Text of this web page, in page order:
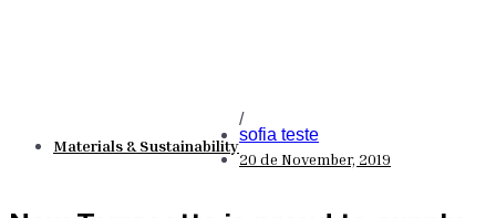
Materials & Sustainability
/
sofia teste
20 de November, 2019